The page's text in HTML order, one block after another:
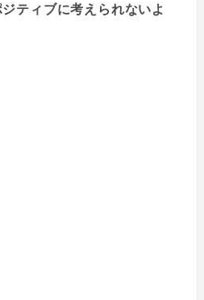
ティブに考えられないよ